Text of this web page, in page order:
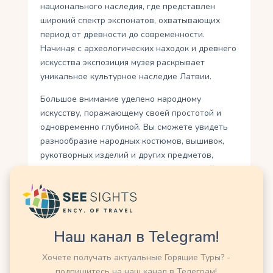
национального наследия, где представлен
широкий спектр экспонатов, охватывающих
период от древности до современности.
Начиная с археологических находок и древнего
искусства экспозиция музея раскрывает
уникальное культурное наследие Латвии.
Большое внимание уделено народному
искусству, поражающему своей простотой и
одновременно глубиной. Вы сможете увидеть
разнообразие народных костюмов, вышивок,
рукотворных изделий и других предметов,
свидетельствующих о богатстве традиций
латвийского народа. Коллекция музея также
включает искусство барокко, классицизма и
модерна.
Здесь представлены работы выдающихся
латвийских художников, выполненных в разных
жанрах и стилях. Выдающимися шедеврами
Наш канал в Telegram!
Хочете получать актуальные Горящие Туры? -